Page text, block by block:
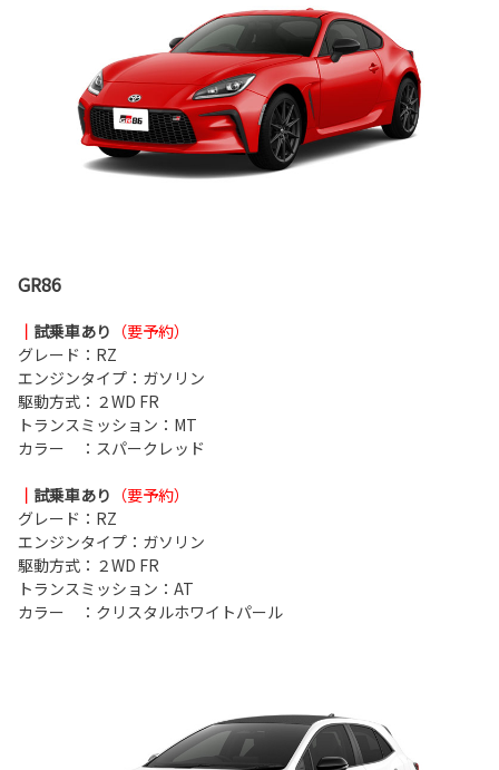
GR86
｜ 試乗車あり （要予約）
グレード：RZ
エンジンタイプ：ガソリン
駆動方式：２WD FR
トランスミッション：MT
カラー ：スパークレッド
｜ 試乗車あり （要予約）
グレード：RZ
エンジンタイプ：ガソリン
駆動方式：２WD FR
トランスミッション：AT
カラー ：クリスタルホワイトパール